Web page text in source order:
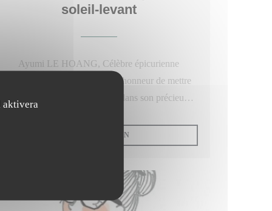
aktivera
soleil-levant
Ayumi LE HOANG, Célèbre épicurienne
Franco-Japonaise nous a fait l'honneur de mettre
le LOUBNANE a l'honneur dans son précieux
A destination de la communauté Japonaise en
de société et propose de faire découvrir des lieux,
des cultures, divers arts et portraits.
LÄS ARTIKELN